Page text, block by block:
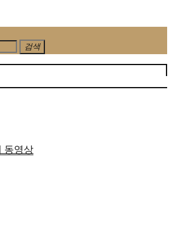
검색
동영상